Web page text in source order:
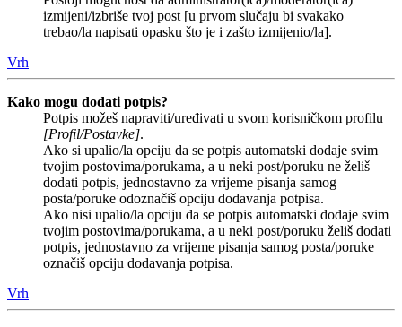
izmijeni/izbriše tvoj post [u prvom slučaju bi svakako
trebao/la napisati opasku što je i zašto izmijenio/la].
Vrh
Kako mogu dodati potpis?
Potpis možeš napraviti/uređivati u svom korisničkom profilu
[Profil/Postavke].
Ako si upalio/la opciju da se potpis automatski dodaje svim
tvojim postovima/porukama, a u neki post/poruku ne želiš
dodati potpis, jednostavno za vrijeme pisanja samog
posta/poruke odoznačiš opciju dodavanja potpisa.
Ako nisi upalio/la opciju da se potpis automatski dodaje svim
tvojim postovima/porukama, a u neki post/poruku želiš dodati
potpis, jednostavno za vrijeme pisanja samog posta/poruke
označiš opciju dodavanja potpisa.
Vrh